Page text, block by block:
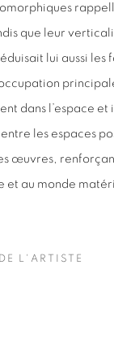
que leur
lui aussi
dans l’espace
les espaces
œuvres,
et au monde
L'ARTISTE